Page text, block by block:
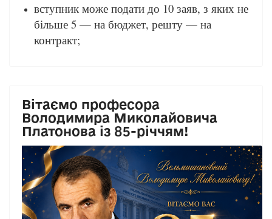
вступник може подати до 10 заяв, з яких не
більше 5 — на бюджет, решту — на
контракт;
Вітаємо професора
Володимира Миколайовича
Платонова із 85-річчям!